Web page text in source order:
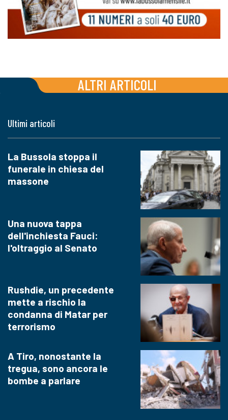
ALTRI ARTICOLI
Ultimi articoli
La Bussola stoppa il
funerale in chiesa del
massone
Una nuova tappa
dell'inchiesta Fauci:
l'oltraggio al Senato
Rushdie, un precedente
mette a rischio la
condanna di Matar per
terrorismo
A Tiro, nonostante la
tregua, sono ancora le
bombe a parlare